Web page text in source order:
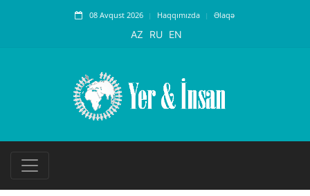
08 Avqust 2026 Haqqımızda Əlaqə
AZ RU EN